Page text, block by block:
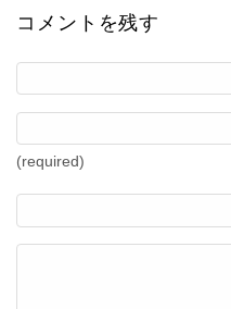
コメントを残す
(required)